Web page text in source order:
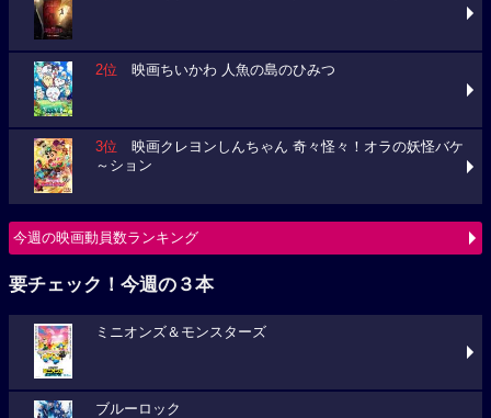
2位 映画ちいかわ 人魚の島のひみつ
3位 映画クレヨンしんちゃん 奇々怪々！オラの妖怪バケ
～ション
今週の映画動員数ランキング
要チェック！今週の３本
ミニオンズ＆モンスターズ
ブルーロック